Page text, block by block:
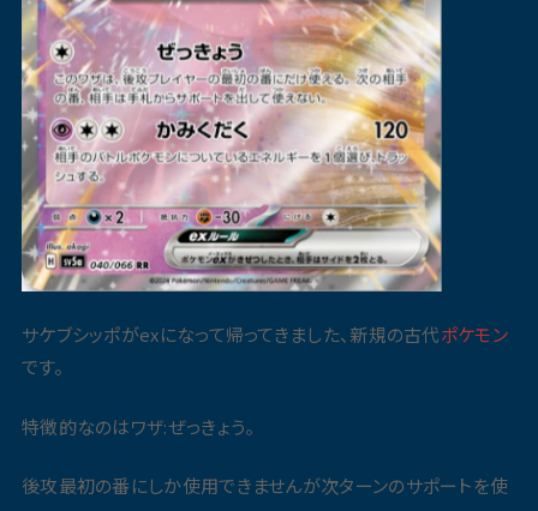
サケブシッポがexになって帰ってきました、新規の古代ポケモン
です。
特徴的なのはワザ:ぜっきょう。
後攻最初の番にしか使用できませんが次ターンのサポートを使